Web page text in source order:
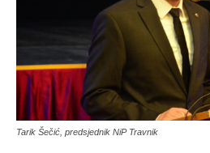
Tarik Šečić, predsjednik NiP Travnik